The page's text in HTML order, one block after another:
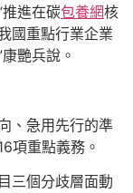
進在碳包養網核
國重點行業企業
艷兵說。
、急用先行的準
項重點義務。
三個分歧層面動